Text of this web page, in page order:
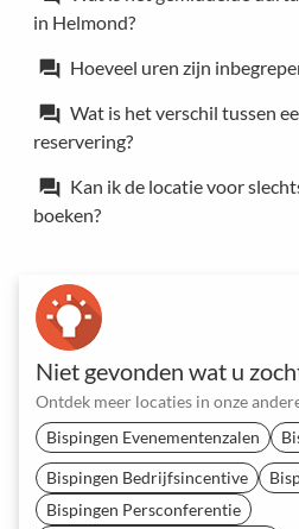
in Helmond?
forum Hoeveel uren zijn
forum Wat is het verschil tussen
reservering?
forum Kan ik de locatie voor
boeken?
Niet gevonden wat u
Ontdek meer locaties in onze
Bispingen Evenementenzalen
Bispingen Bedrijfsincentive
Bispingen Persconferentie